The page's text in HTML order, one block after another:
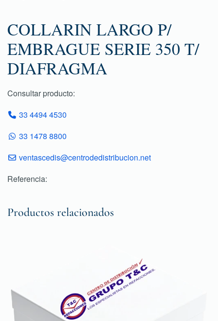
COLLARIN LARGO P/
EMBRAGUE SERIE 350 T/
DIAFRAGMA
Consultar producto:
33 4494 4530
33 1478 8800
ventascedis@centrodedistribucion.net
Referencia:
Productos relacionados